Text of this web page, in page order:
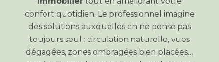
confort quotidien. Le professionnel imagine
des solutions auxquelles on ne pense pas
toujours seul : circulation naturelle, vues
dégagées, zones ombragées bien placées…